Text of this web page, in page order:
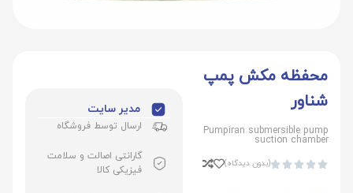
محفظه مکش پمپ
شناور
Pumpiran submersible pump
suction chamber




(بدون دیدگاه)
مدیر سایت
ارسال توسط فروشگاه
گارانتی اصالت و سلامت
فیزیکی کالا